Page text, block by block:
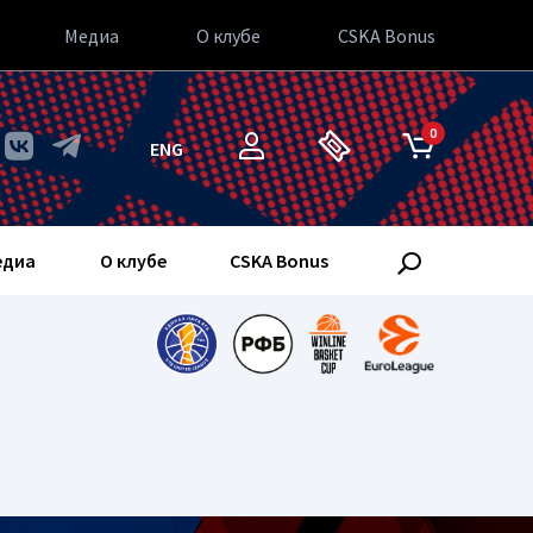
Медиа О клубе CSKA Bonus
ENG
0
О клубе CSKA Bonus